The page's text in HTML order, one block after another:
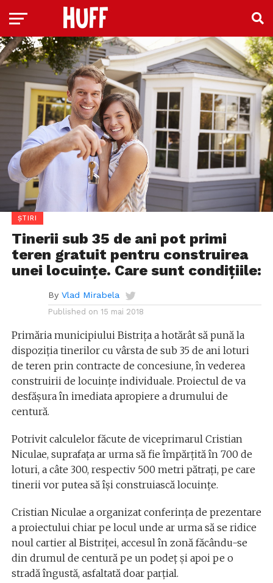
ȘTIRI
Tinerii sub 35 de ani pot primi
teren gratuit pentru construirea
unei locuințe. Care sunt condițiile:
By Vlad Mirabela
Published on 15 mai 2018
Primăria municipiului Bistriţa a hotărât să pună la
dispoziția tinerilor cu vârsta de sub 35 de ani loturi
de teren prin contracte de concesiune, în vederea
construirii de locuințe individuale. Proiectul de va
desfășura în imediata apropiere a drumului de
centură.
Potrivit calculelor făcute de viceprimarul Cristian
Niculae, suprafaţa ar urma să fie împărţită în 700 de
loturi, a câte 300, respectiv 500 metri pătraţi, pe care
tinerii vor putea să îşi construiască locuinţe.
Cristian Niculae a organizat conferinţa de prezentare
a proiectului chiar pe locul unde ar urma să se ridice
noul cartier al Bistriţei, accesul în zonă făcându-se
din drumul de centură pe un podeţ şi apoi pe o
stradă îngustă, asfaltată doar parţial.